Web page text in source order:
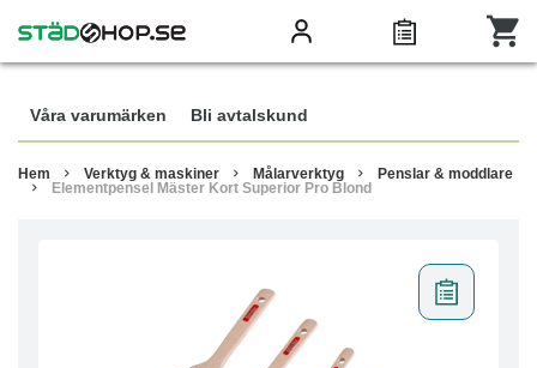
Våra varumärken Bli avtalskund
Hem Verktyg & maskiner Målarverktyg
Penslar & moddlare
Elementpensel Mäster Kort Superior Pro Blond